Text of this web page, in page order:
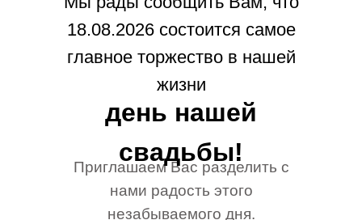
18.08.2026 состоится самое
главное торжество в нашей
жизни
Приглашаем Вас разделить с
нами радость этого
незабываемого дня.
день нашей
свадьбы!